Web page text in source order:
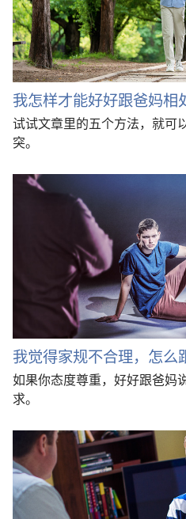
我怎样才能好好跟爸妈相
试试文章里的五个方法，就可
突。
我觉得家规不合理，怎么
如果你态度尊重，好好跟爸妈
求。